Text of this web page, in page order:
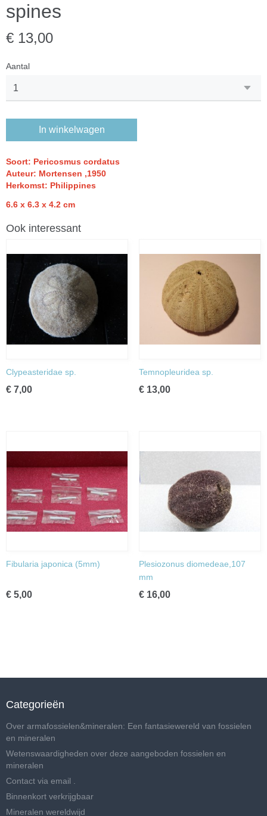
spines
€ 13,00
Aantal
In winkelwagen
Soort: Pericosmus cordatus
Auteur: Mortensen ,1950
Herkomst: Philippines
6.6 x 6.3 x 4.2 cm
Ook interessant
Clypeasteridae sp.
€ 7,00
Temnopleuridea sp.
€ 13,00
Fibularia japonica (5mm)
€ 5,00
Plesiozonus diomedeae,107
mm
€ 16,00
Categorieën
Over armafossielen&mineralen: Een fantasiewereld van fossielen
en mineralen
Wetenswaardigheden over deze aangeboden fossielen en
mineralen
Contact via email .
Binnenkort verkrijgbaar
Mineralen wereldwijd